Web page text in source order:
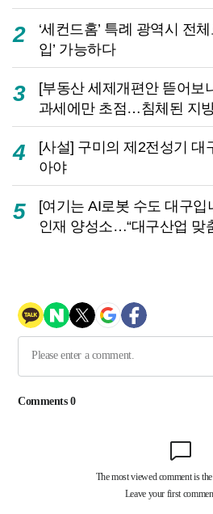
2
‘세컨드홈’ 특례 광역시 전
입’ 가능하다
3
[부동산 세제개편안 뜯어보
과세에만 초점…침체된 지
4
[사설] 구미의 제2전성기 대
아야
5
[여기는 AI로봇 수도 대구
인재 양성소…“대구산업 맞